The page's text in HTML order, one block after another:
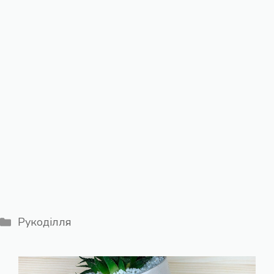
Категорії
Рукоділля